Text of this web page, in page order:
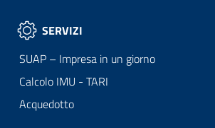
SERVIZI
SUAP – Impresa in un giorno
Calcolo IMU - TARI
Acquedotto